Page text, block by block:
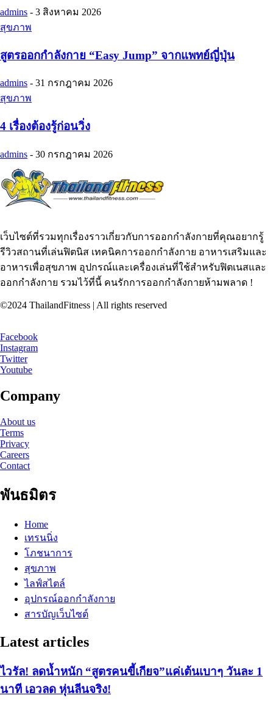
admins - 3 สิงหาคม 2026
สุขภาพ
สูตรออกกำลังกาย “Easy Jump” จากแพทย์ญี่ปุ่น
admins - 31 กรกฎาคม 2026
สุขภาพ
4 เรื่องต้องรู้ก่อนวิ่ง
admins - 30 กรกฎาคม 2026
เว็บไซต์ที่รวมทุกเรื่องราวเกี่ยวกับการออกกำลังกายที่คุณอยากรู้
รีวิวสถานที่เล่นฟิตนิส เทคนิคการออกกำลังกาย อาหารเสริมและ
อาหารเพื่อสุขภาพ อุปกรณ์และเครื่องเล่นที่ใช้สำหรับฟิตเนสและ
ออกกำลังกาย รวมไว้ที่นี้ คนรักการออกกำลังกายห้ามพลาด !
©2024 ThailandFitness | All rights reserved
Facebook
Instagram
Twitter
Youtube
Company
About us
Terms
Privacy
Careers
Contact
พันธมิตร
Home
เทรนนิ่ง
โภชนาการ
สุขภาพ
ไลฟ์สไตล์
อุปกรณ์ออกกำลังกาย
สารบัญเว็บไซต์
Latest articles
ไวรัล! ลดน้ำหนัก “สูตรคนขี้เกียจ”แค่เต้นเบาๆ วันละ 1
นาที เอวลด หุ่นลีนจริง!